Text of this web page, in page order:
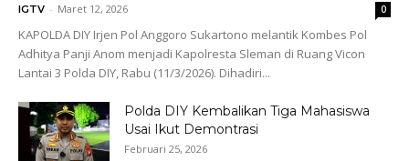
IGTV - Maret 12, 2026 0
KAPOLDA DIY Irjen Pol Anggoro Sukartono melantik Kombes Pol
Adhitya Panji Anom menjadi Kapolresta Sleman di Ruang Vicon
Lantai 3 Polda DIY, Rabu (11/3/2026). Dihadiri...
Polda DIY Kembalikan Tiga Mahasiswa
Usai Ikut Demontrasi
Februari 25, 2026